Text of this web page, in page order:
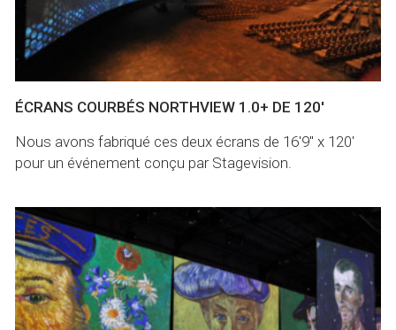
ÉCRANS COURBÉS NORTHVIEW 1.0+ DE 120'
Nous avons fabriqué ces deux écrans de 16'9'' x 120'
pour un événement conçu par Stagevision.